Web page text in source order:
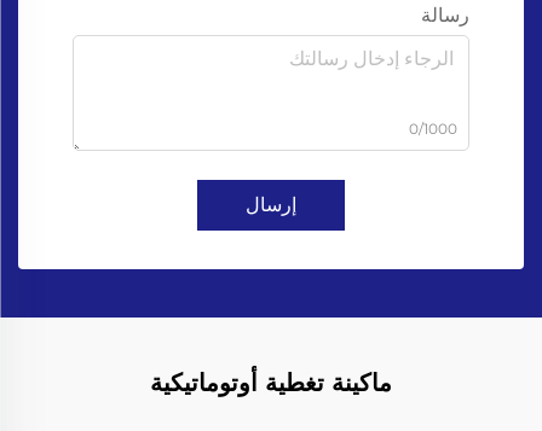
رسالة
0/1000
إرسال
ماكينة تغطية أوتوماتيكية